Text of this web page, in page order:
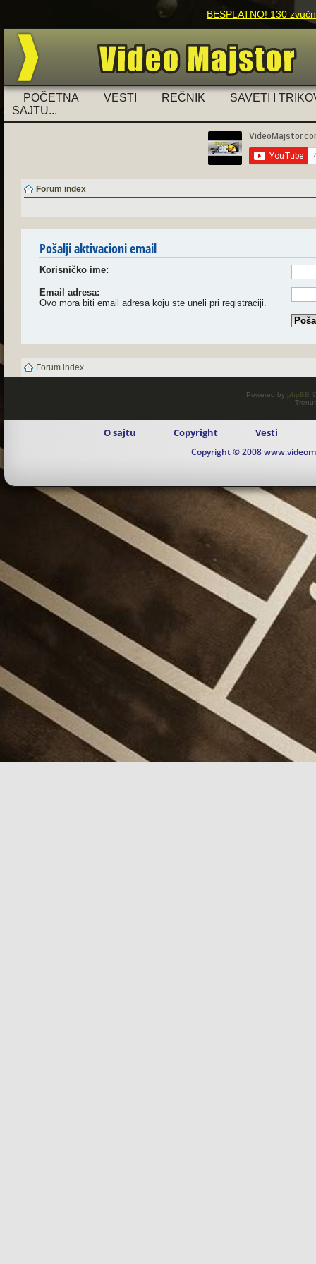
BESPLATNO! 130
POČETNA VESTI REČNIK
SAVETI I
SAJTU...
Forum index
Pošalji aktivacioni email
Korisničko ime:
Email adresa:
Ovo mora biti email adresa koju ste uneli pri registraciji.
Forum index
Powered by phpBB
O sajtu Copyright Vesti
Copyright © 2008